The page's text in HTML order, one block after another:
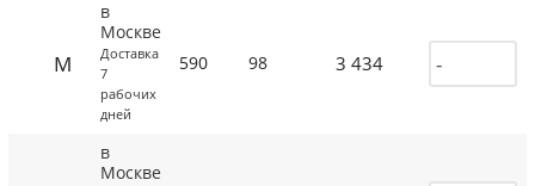
M
в
Москве
Доставка
7
рабочих
дней
590 98 3 434
в
Москве